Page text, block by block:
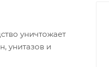
уничтожает
унитазов и